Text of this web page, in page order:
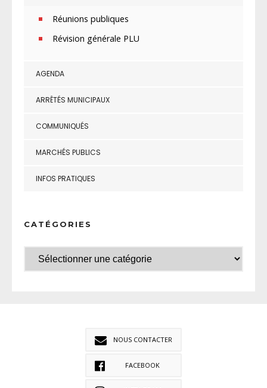
Réunions publiques
Révision générale PLU
AGENDA
ARRÊTÉS MUNICIPAUX
COMMUNIQUÉS
MARCHÉS PUBLICS
INFOS PRATIQUES
CATÉGORIES
NOUS CONTACTER
FACEBOOK